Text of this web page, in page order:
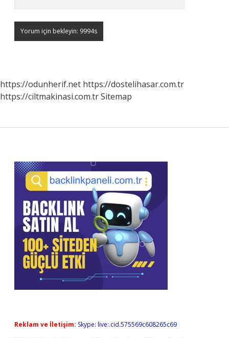
https://odunherif.net https://dostelihasar.com.tr
https://ciltmakinasi.com.trSitemap
Sidebar
Reklam ve İletişim: Skype: live:.cid.575569c608265c69